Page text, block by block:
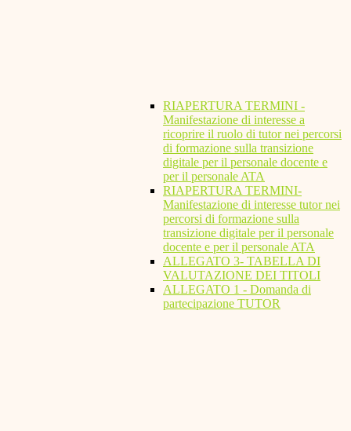
RIAPERTURA TERMINI -
Manifestazione di interesse a
ricoprire il ruolo di tutor nei percorsi
di formazione sulla transizione
digitale per il personale docente e
per il personale ATA
RIAPERTURA TERMINI-
Manifestazione di interesse tutor nei
percorsi di formazione sulla
transizione digitale per il personale
docente e per il personale ATA
ALLEGATO 3- TABELLA DI
VALUTAZIONE DEI TITOLI
ALLEGATO 1 - Domanda di
partecipazione TUTOR